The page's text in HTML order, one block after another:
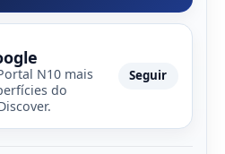
N10 mais
do
Seguir